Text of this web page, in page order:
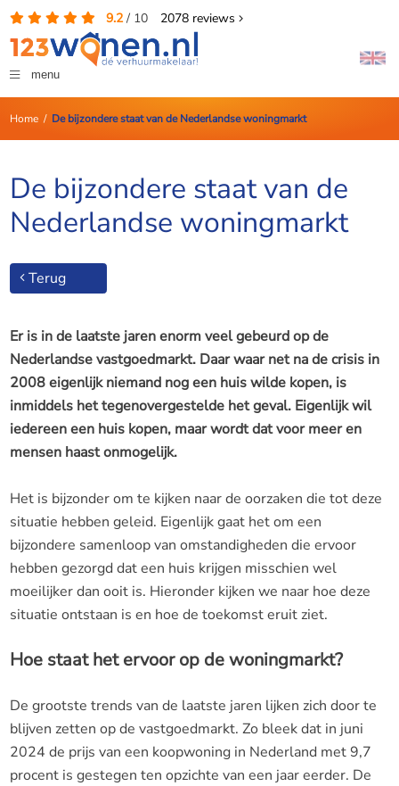
9.2/ 10 2078reviews
menu
Home/ De bijzondere staat van de Nederlandse woningmarkt
De bijzondere staat van de
Nederlandse woningmarkt
Terug
Er is in de laatste jaren enorm veel gebeurd op de
Nederlandse vastgoedmarkt. Daar waar net na de crisis in
2008 eigenlijk niemand nog een huis wilde kopen, is
inmiddels het tegenovergestelde het geval. Eigenlijk wil
iedereen een huis kopen, maar wordt dat voor meer en
mensen haast onmogelijk.
Het is bijzonder om te kijken naar de oorzaken die tot deze
situatie hebben geleid. Eigenlijk gaat het om een
bijzondere samenloop van omstandigheden die ervoor
hebben gezorgd dat een huis krijgen misschien wel
moeilijker dan ooit is. Hieronder kijken we naar hoe deze
situatie ontstaan is en hoe de toekomst eruit ziet.
Hoe staat het ervoor op de woningmarkt?
De grootste trends van de laatste jaren lijken zich door te
blijven zetten op de vastgoedmarkt. Zo bleek dat in juni
2024 de prijs van een koopwoning in Nederland met 9,7
procent is gestegen ten opzichte van een jaar eerder. De